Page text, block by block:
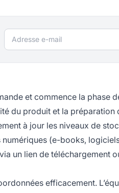
Adresse e-mail
et commence la phase
du produit et la préparation
à jour les niveaux de
numériques (e-books,
un lien de téléchargement
efficacement.